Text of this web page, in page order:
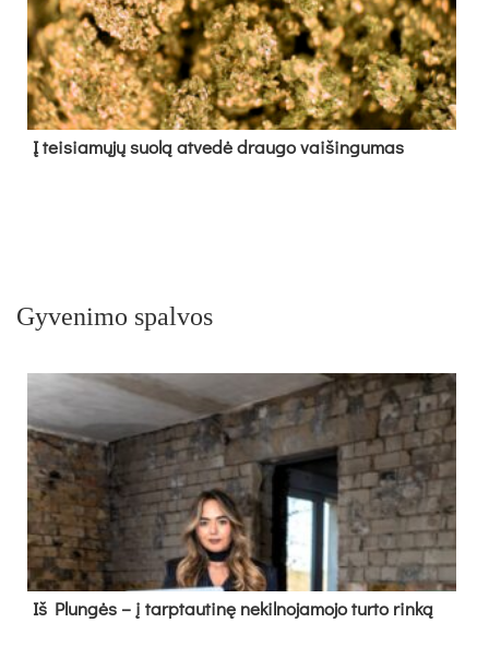
Į tei­sia­mų­jų suo­lą at­ve­dė drau­go vai­šin­gu­mas
Gyvenimo spalvos
Iš Plungės – į tarptautinę nekilnojamojo turto rinką